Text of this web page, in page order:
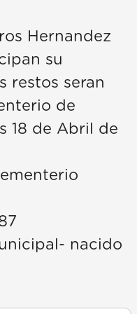
Hernandez
su
restos seran
de
18 de Abril de
nacido